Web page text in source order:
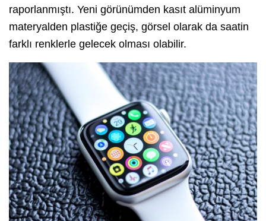
raporlanmıştı. Yeni görünümden kasıt alüminyum
materyalden plastiğe geçiş, görsel olarak da saatin
farklı renklerle gelecek olması olabilir.